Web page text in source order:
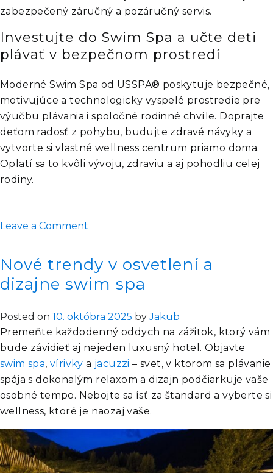
zabezpečený záručný a pozáručný servis.
Investujte do Swim Spa a učte deti
plávať v bezpečnom prostredí
Moderné Swim Spa od USSPA® poskytuje bezpečné,
motivujúce a technologicky vyspelé prostredie pre
výučbu plávania i spoločné rodinné chvíle. Doprajte
deťom radosť z pohybu, budujte zdravé návyky a
vytvorte si vlastné wellness centrum priamo doma.
Oplatí sa to kvôli vývoju, zdraviu a aj pohodliu celej
rodiny.
Leave a Comment
Ideálne
prostredie
bezpečné
učenie
detí
plávať
Nové trendy v osvetlení a
dizajne swim spa
Posted on 10. októbra 2025 byJakub
Premeňte každodenný oddych na zážitok, ktorý vám
bude závidieť aj nejeden luxusný hotel. Objavte
swim spa,vírivky a jacuzzi – svet, v ktorom sa plávanie
spája s dokonalým relaxom a dizajn podčiarkuje vaše
osobné tempo. Nebojte sa ísť za štandard a vyberte si
wellness, ktoré je naozaj vaše.